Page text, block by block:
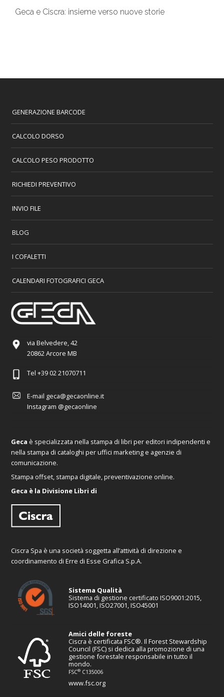
Geca e Ciscra: insieme verso nuove storie
GENERAZIONE BARCODE
CALCOLO DORSO
CALCOLO PESO PRODOTTO
RICHIEDI PREVENTIVO
INVIO FILE
BLOG
I COFALETTI
CALENDARI FOTOGRAFICI GECA
via Belvedere, 42
20862 Arcore MB
Tel +39 02 21070711
E-mail geca@gecaonline.it
Instagram @gecaonline
Geca è specializzata nella stampa di libri per editori indipendenti e
nella stampa di cataloghi per uffici marketing e agenzie di
comunicazione.
Stampa offset, stampa digitale, preventivazione online.
Geca è la Divisione Libri di
Ciscra Spa è una società soggetta all’attività di direzione e
coordinamento di Erre di Esse Grafica S.p.A.
Sistema Qualità
Sistema di gestione certificato ISO9001:2015,
ISO14001, ISO27001, ISO45001
Amici delle foreste
Ciscra è certificata FSC®. Il Forest Stewardship
Council (FSC) si dedica alla promozione di una
gestione forestale responsabile in tutto il
mondo.
FSC® C135006
www.fsc.org